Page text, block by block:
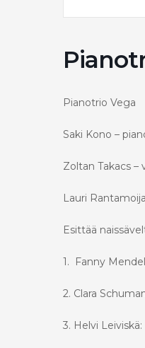
Pianotrio Vega
Saki Kono –
Zoltan Takacs –
Lauri
Esittää
1. Fanny
2. Clara
3. Helvi Leiviskä: